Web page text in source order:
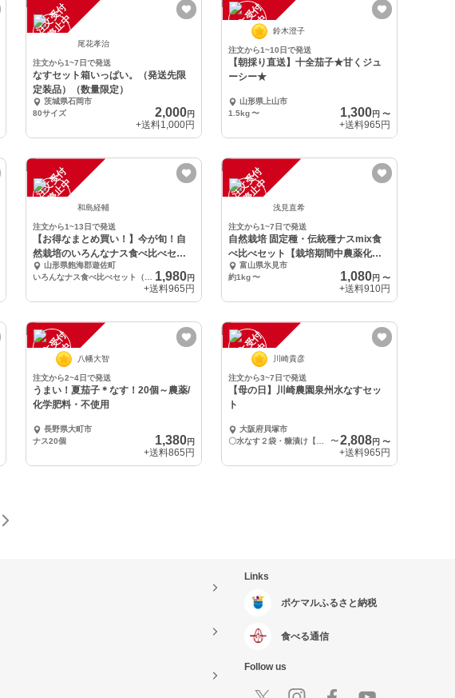
注
文
受
付
停
止
中
尾花孝治
注文から1~7日で発送
なすセット箱いっぱい。（発送先限
定装品）（数量限定）
茨城県石岡市
80サイズ
2,000円
+送料1,000円
注
文
受
付
停
止
中 鈴木澄子
注文から1~10日で発送
【朝採り直送】十全茄子★甘くジュ
ーシー★
山形県上山市
1.5kg〜 1,300円 〜
+送料965円
注
文
受
付
停
止
中
和島経輔
注文から1~13日で発送
【お得なまとめ買い！】今が旬！自
然栽培のいろんなナス食べ比べセッ
ト！山形県飽海郡遊佐町
1,980円
+送料965円
注
文
受
付
停
止
中
浅見直希
注文から1~7日で発送
自然栽培 固定種・伝統種ナスmix食
べ比べセット【栽培期間中農薬化学
肥料不使用】
富山県氷見市
約1kg〜 1,080円 〜
+送料910円
注
文
受
付
停
止
中 八幡大智
注文から2~4日で発送
うまい！夏茄子＊なす！20個～農薬/
化学肥料・不使用
長野県大町市
ナス20個
1,380円
+送料865円
注
文
受
付
停
止
中 川崎貴彦
注文から3~7日で発送
【母の日】川崎農園泉州水なすセッ
ト
大阪府貝塚市
〜2,808円 〜
+送料965円
Links
ポケマルふるさと納税
食べる通信
Follow us